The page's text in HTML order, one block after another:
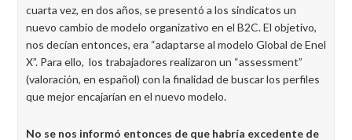
cuarta vez, en dos años, se presentó a los sindicatos un
nuevo cambio de modelo organizativo en el B2C. El objetivo,
nos decían entonces, era “adaptarse al modelo Global de Enel
X”. Para ello, los trabajadores realizaron un “assessment”
(valoración, en español) con la finalidad de buscar los perfiles
que mejor encajarían en el nuevo modelo.
No se nos informó entonces de que habría excedente de